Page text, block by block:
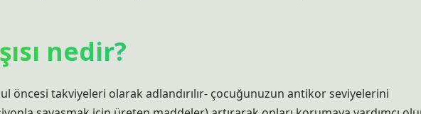
nedir?
öncesi takviyeleri olarak adlandırılır- çocuğunuzun antikor seviyelerini